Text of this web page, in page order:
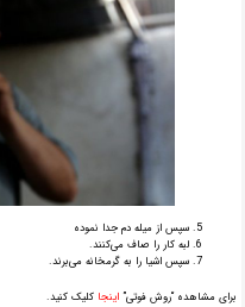
سپس از میله دم جدا نموده
لبه کار را صاف می‌کنند.
سپس اشیا را به گرمخانه می‌برند.
برای مشاهده “روش فوتی”اینجا کلیک کنید.